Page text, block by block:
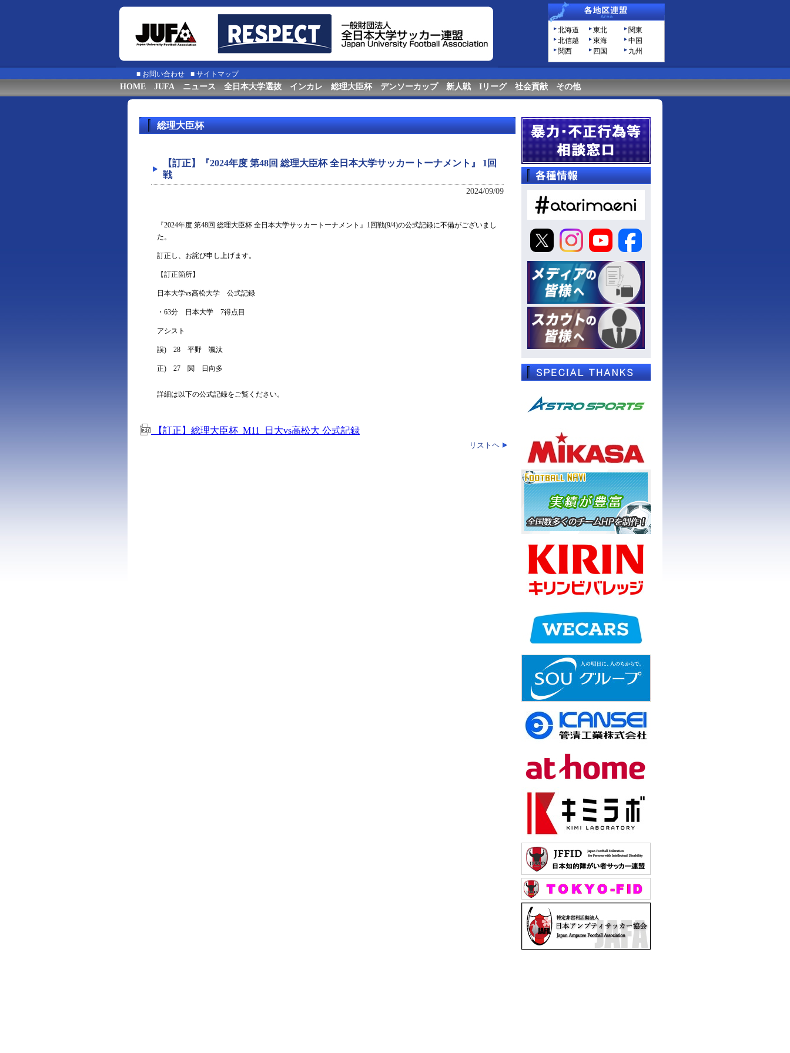
北海道 東北
関東
北信越
東海
中国
関西
四国 九州
■ お問い合わせ ■ サイトマップ
HOME JUFA ニュース 全日本大学選抜 インカレ 総理大臣杯 デンソーカップ 新人戦 Iリーグ 社会貢献 その他
総理大臣杯
【訂正】『2024年度 第48回 総理大臣杯 全日本大学サッカートーナメント』 1回
戦
2024/09/09
『2024年度 第48回 総理大臣杯 全日本大学サッカートーナメント』1回戦(9/4)の公式記録に不備がございまし
た。
訂正し、お詫び申し上げます。
【訂正箇所】
日本大学vs高松大学 公式記録
・63分 日本大学 7得点目
アシスト
誤) 28 平野 颯汰
正) 27 関 日向多
詳細は以下の公式記録をご覧ください。
【訂正】総理大臣杯_M11_日大vs高松大 公式記録
リストヘ